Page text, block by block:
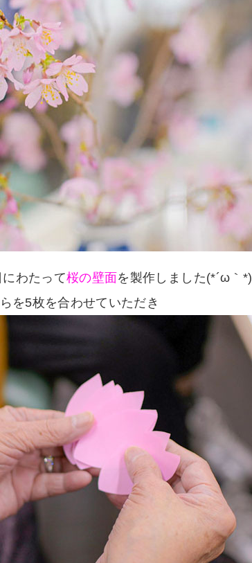
わたって桜の壁面 を製作しました(*´ω｀*)
を5枚を合わせていただき